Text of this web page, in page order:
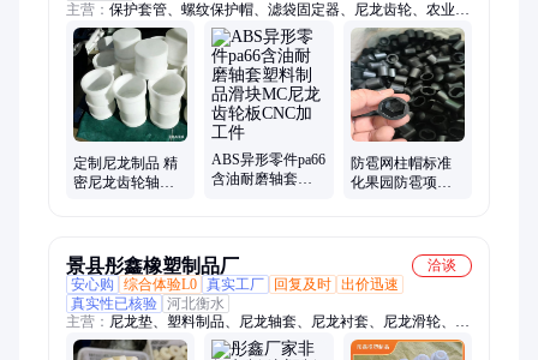
主营： 保护套管、螺纹保护帽、滤袋固定器、尼龙齿轮、农业防
雹网柱帽、纺织机械配件、塑料风电配件、输送设备轴承轮、螺
丝牙纹保护套
定制尼龙制品 精
密尼龙齿轮轴套
ABS异形零件pa66
含油耐磨轴套塑
防雹网柱帽标准
化果园防雹项目
景县彤鑫橡塑制品厂
洽谈
安心购
综合体验L0 真实工厂 回复及时 出价迅速
真实性已核验 河北衡水
主营： 尼龙垫、塑料制品、尼龙轴套、尼龙衬套、尼龙滑轮、尼
龙挡圈